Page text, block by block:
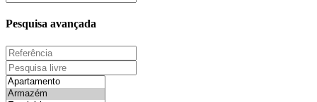
Pesquisa avançada